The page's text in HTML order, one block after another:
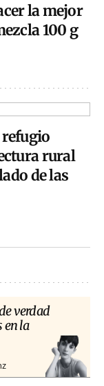
la mejor
100 g
refugio
rural
de las
verdad
en la